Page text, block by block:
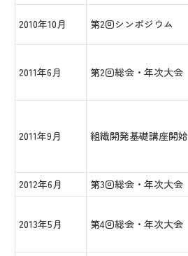
2010年10月 第2回シンポジウム
2011年6月 第2回総会・年次大会
2011年9月 組織開発基礎講座開始
2012年6月
第3回総会・年次大会
2013年5月 第4回総会・年次大会